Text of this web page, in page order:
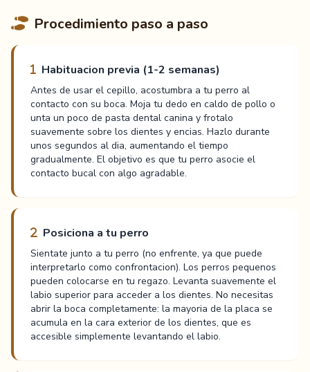
Procedimiento paso a paso
Habituacion previa (1-2 semanas)
Antes de usar el cepillo, acostumbra a tu perro al
contacto con su boca. Moja tu dedo en caldo de pollo o
unta un poco de pasta dental canina y frotalo
suavemente sobre los dientes y encias. Hazlo durante
unos segundos al dia, aumentando el tiempo
gradualmente. El objetivo es que tu perro asocie el
contacto bucal con algo agradable.
Posiciona a tu perro
Sientate junto a tu perro (no enfrente, ya que puede
interpretarlo como confrontacion). Los perros pequenos
pueden colocarse en tu regazo. Levanta suavemente el
labio superior para acceder a los dientes. No necesitas
abrir la boca completamente: la mayoria de la placa se
acumula en la cara exterior de los dientes, que es
accesible simplemente levantando el labio.